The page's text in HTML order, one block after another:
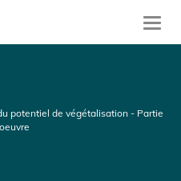
potentiel de végétalisation - Partie